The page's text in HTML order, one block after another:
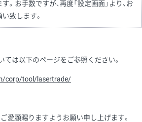
。お手数ですが、再度「設定画面」より、お
致します。
ては以下のページをご参照ください。
corp/tool/lasertrade/
愛顧賜りますようお願い申し上げます。